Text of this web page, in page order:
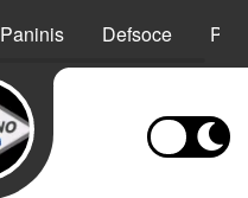
Paninis Defsoce